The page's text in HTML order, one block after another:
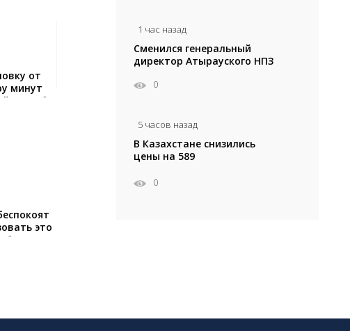
от
минут
способ
это
1 час назад
Сменился генеральный
директор Атырауского НПЗ
0
5 часов назад
В Казахстане снизились
цены на 589
препаратов
0